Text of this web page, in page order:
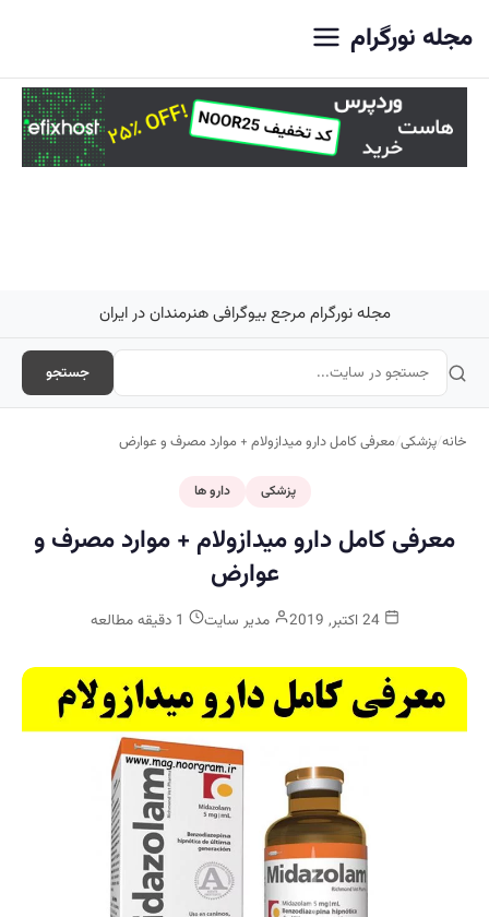
مجله نورگرام
مجله نورگرام مرجع بیوگرافی هنرمندان در ایران
جستجو
خانه/پزشکی/معرفی کامل دارو میدازولام + موارد مصرف و عوارض
پزشکی دارو ها
معرفی کامل دارو میدازولام + موارد مصرف و
عوارض
24 اکتبر, 2019 مدیر سایت